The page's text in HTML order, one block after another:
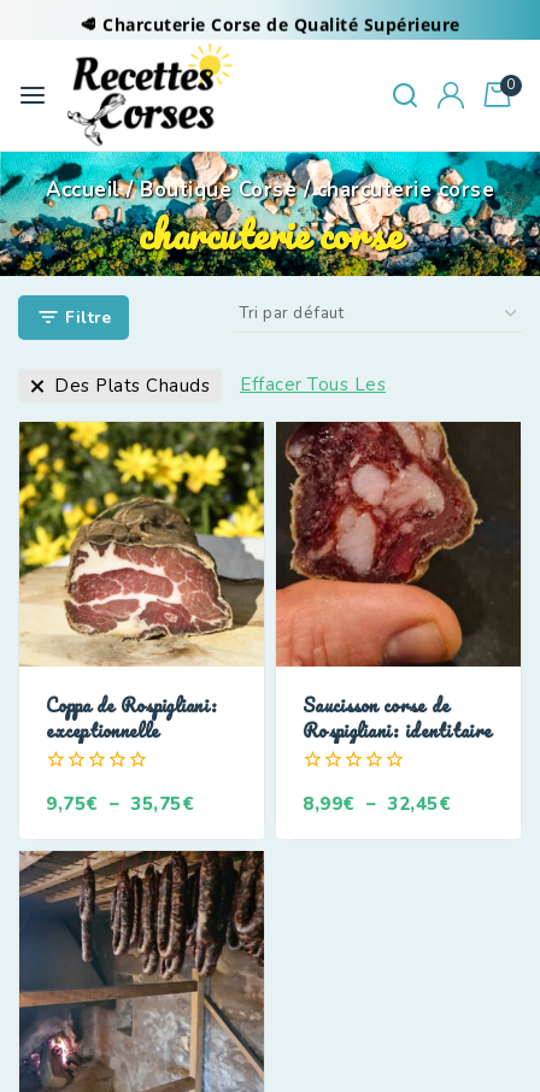
🥩 Charcuterie Corse de Qualité Supérieure
0
Accueil / Boutique Corse / charcuterie corse
charcuterie corse
Filtre
Des Plats Chauds Effacer Tous Les
Coppa de Rospigliani:
exceptionnelle
de
9,75€ – 35,75€
Saucisson corse de
Rospigliani: identitaire
de
8,99€ – 32,45€